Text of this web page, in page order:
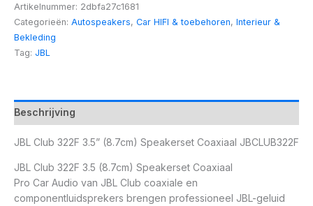
Artikelnummer: 2dbfa27c1681
Categorieën: Autospeakers, Car HIFI & toebehoren, Interieur &
Bekleding
Tag: JBL
Beschrijving
JBL Club 322F 3.5” (8.7cm) Speakerset Coaxiaal JBCLUB322F
JBL Club 322F 3.5 (8.7cm) Speakerset Coaxiaal
Pro Car Audio van JBL Club coaxiale en
componentluidsprekers brengen professioneel JBL-geluid